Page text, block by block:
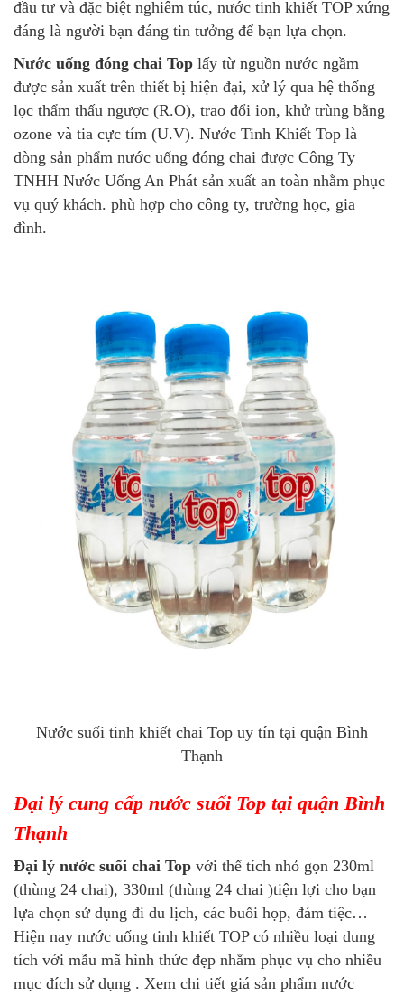
đầu tư và đặc biệt nghiêm túc, nước tinh khiết TOP xứng
đáng là người bạn đáng tin tưởng để bạn lựa chọn.
Nước uống đóng chai Top lấy từ nguồn nước ngầm
được sản xuất trên thiết bị hiện đại, xử lý qua hệ thống
lọc thẩm thấu ngược (R.O), trao đổi ion, khử trùng bằng
ozone và tia cực tím (U.V). Nước Tinh Khiết Top là
dòng sản phẩm nước uống đóng chai được Công Ty
TNHH Nước Uống An Phát sản xuất an toàn nhằm phục
vụ quý khách. phù hợp cho công ty, trường học, gia
đình.
Nước suối tinh khiết chai Top uy tín tại quận Bình
Thạnh
Đại lý cung cấp nước suối Top tại quận Bình
Thạnh
Đại lý nước suối chai Top với thể tích nhỏ gọn 230ml
̣(thùng 24 chai), 330ml (thùng 24 chai )tiện lợi cho bạn
lựa chọn sử dụng đi du lịch, các buổi họp, đám tiệc…
Hiện nay nước uống tinh khiết TOP có nhiều loại dung
tích với mẫu mã hình thức đẹp nhằm phục vụ cho nhiều
mục đích sử dụng . Xem chi tiết giá sản phẩm nước